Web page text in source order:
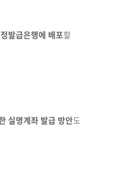
발급은행에 배포할
실명계좌 발급 방안도